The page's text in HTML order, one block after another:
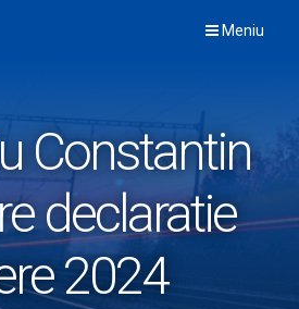
Meniu
Constantin
declaratie
2024